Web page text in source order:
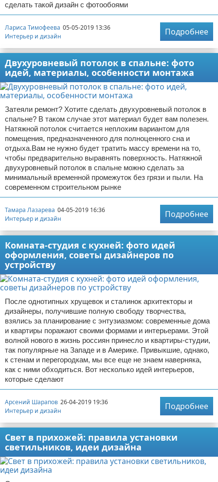
сделать такой дизайн с фотообоями
Лариса Тимофеева 05-05-2019 13:36
Интерьер и дизайн
Подробнее
Двухуровневый потолок в спальне: фото
идей, материалы, особенности монтажа
Затеяли ремонт? Хотите сделать двухуровневый потолок в
спальне? В таком случае этот материал будет вам полезен.
Натяжной потолок считается неплохим вариантом для
помещения, предназначенного для полноценного сна и
отдыха.Вам не нужно будет тратить массу времени на то,
чтобы предварительно выравнять поверхность. Натяжной
двухуровневый потолок в спальне можно сделать за
минимальный временной промежуток без грязи и пыли. На
современном строительном рынке
Тамара Лазарева 04-05-2019 16:36
Интерьер и дизайн
Подробнее
Комната-студия с кухней: фото идей
оформления, советы дизайнеров по
устройству
После однотипных хрущевок и сталинок архитекторы и
дизайнеры, получившие полную свободу творчества,
взялись за планирование с энтузиазмом: современные дома
и квартиры поражают своими формами и интерьерами. Этой
волной нового в жизнь россиян принесло и квартиры-студии,
так популярные на Западе и в Америке. Привыкшие, однако,
к стенам и перегородкам, мы все еще не знаем наверняка,
как с ними обходиться. Вот несколько идей интерьеров,
которые сделают
Арсений Шарапов 26-04-2019 19:36
Интерьер и дизайн
Подробнее
Свет в прихожей: правила установки
светильников, идеи дизайна